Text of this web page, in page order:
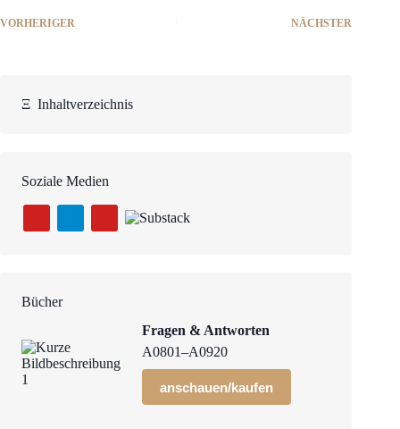
VORHERIGER NÄCHSTER
Ξ Inhaltverzeichnis
Soziale Medien
Bücher
Fragen & Antworten
A0801–A0920
anschauen/kaufen